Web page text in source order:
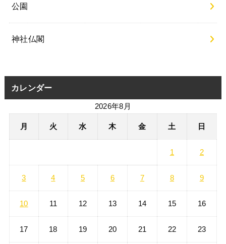
公園
神社仏閣
カレンダー
2026年8月
月 火 水 木 金 土 日
1 2
3 4 5 6 7 8 9
10 11 12 13 14 15 16
17 18 19 20 21 22 23